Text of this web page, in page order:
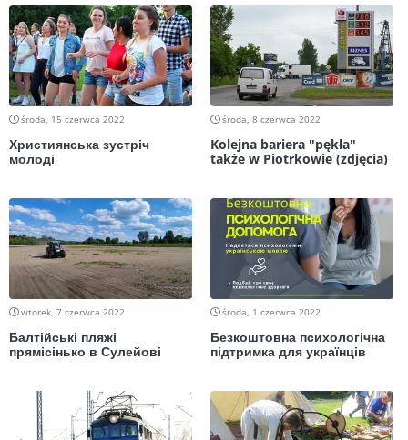
środa, 15 czerwca 2022
Християнська зустріч
молоді
środa, 8 czerwca 2022
Kolejna bariera "pękła"
także w Piotrkowie (zdjęcia)
wtorek, 7 czerwca 2022
Балтійські пляжі
прямісінько в Сулейові
środa, 1 czerwca 2022
Безкоштовна психологічна
підтримка для українців